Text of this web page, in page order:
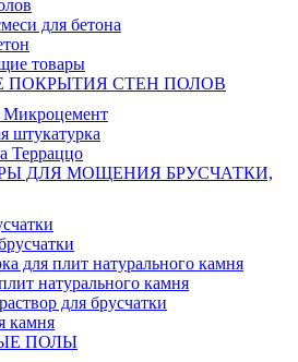
для бетона
товары
ПОКРЫТИЯ СТЕН ПОЛОВ
штукатурка
Терраццо
ДЛЯ МОЩЕНИЯ БРУСЧАТКИ,
для плит натурального камня
натурального камня
для брусчатки
камня
ПОЛЫ